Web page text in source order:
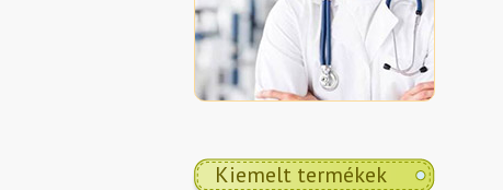
Kiemelt termékek